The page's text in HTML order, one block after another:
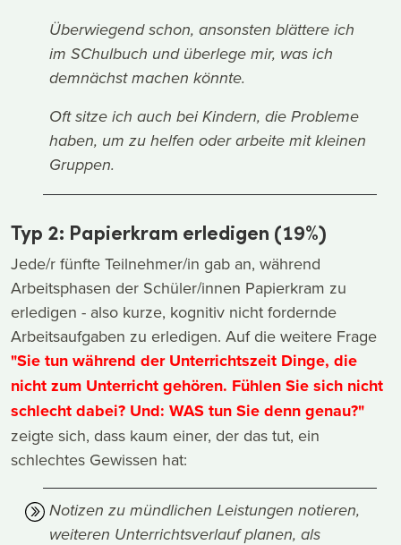
Überwiegend schon, ansonsten blättere ich
im SChulbuch und überlege mir, was ich
demnächst machen könnte.
Oft sitze ich auch bei Kindern, die Probleme
haben, um zu helfen oder arbeite mit kleinen
Gruppen.
Typ 2: Papierkram erledigen (19%)
Jede/r fünfte Teilnehmer/in gab an, während
Arbeitsphasen der Schüler/innen Papierkram zu
erledigen - also kurze, kognitiv nicht fordernde
Arbeitsaufgaben zu erledigen. Auf die weitere Frage
"Sie tun während der Unterrichtszeit Dinge, die
nicht zum Unterricht gehören. Fühlen Sie sich nicht
schlecht dabei? Und: WAS tun Sie denn genau?"
zeigte sich, dass kaum einer, der das tut, ein
schlechtes Gewissen hat:
Notizen zu mündlichen Leistungen notieren,
weiteren Unterrichtsverlauf planen, als